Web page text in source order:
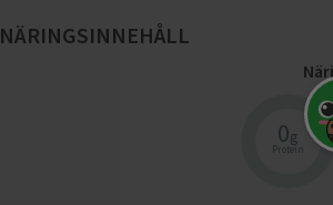
NÄRINGSINNEHÅLL
0g
Protein